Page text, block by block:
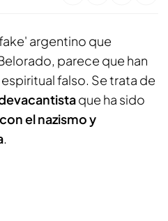
argentino que
parece que han
falso. Se trata de
que ha sido
el nazismo y
.